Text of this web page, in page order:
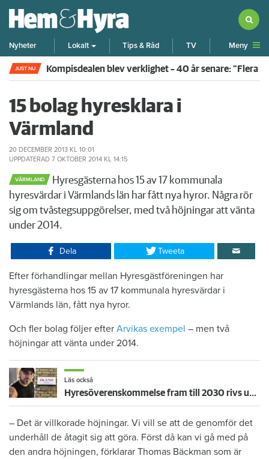
Nyheter Lokalt Tips & Råd TV Meny
JUST NU Kompisdealen blev verklighet – 40 år senare: "Flera
15 bolag hyresklara i
Värmland
20 DECEMBER 2013 KL 10:01
UPPDATERAD 7 OKTOBER 2014 KL 14:15
VÄRMLAND
Hyresgästerna hos 15 av 17 kommunala
hyresvärdar i Värmlands län har fått nya hyror. Några rör
sig om tvåstegsuppgörelser, med två höjningar att vänta
under 2014.
Dela Tweeta
Efter förhandlingar mellan Hyresgästföreningen har
hyresgästerna hos 15 av 17 kommunala hyresvärdar i
Värmlands län, fått nya hyror.
Och fler bolag följer efter Arvikas exempel – men två
höjningar att vänta under 2014.
Läs också
Hyresöverenskommelse fram till 2030 rivs upp – hyresgäster känner sig svikna: "Jag går redan på knäna"
– Det är villkorade höjningar. Vi vill se att de genomför det
underhåll de åtagit sig att göra. Först då kan vi gå med på
den andra höjningen, förklarar Thomas Bäckman som är